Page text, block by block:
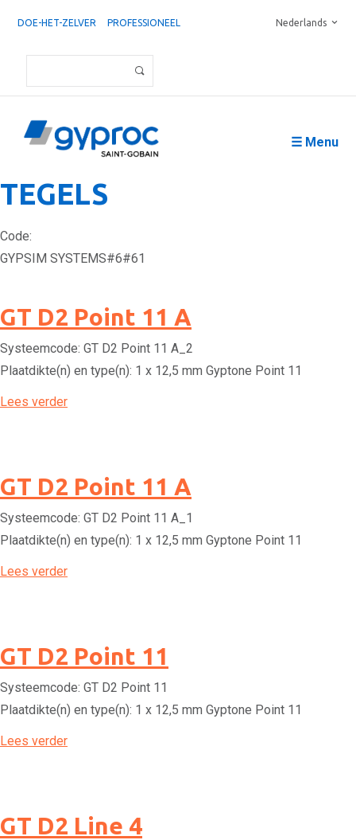
DOE-HET-ZELVER PROFESSIONEEL Nederlands
☰ Menu
TEGELS
Code:
GYPSIM SYSTEMS#6#61
GT D2 Point 11 A
Systeemcode: GT D2 Point 11 A_2
Plaatdikte(n) en type(n): 1 x 12,5 mm Gyptone Point 11
Lees verder
GT D2 Point 11 A
Systeemcode: GT D2 Point 11 A_1
Plaatdikte(n) en type(n): 1 x 12,5 mm Gyptone Point 11
Lees verder
GT D2 Point 11
Systeemcode: GT D2 Point 11
Plaatdikte(n) en type(n): 1 x 12,5 mm Gyptone Point 11
Lees verder
GT D2 Line 4